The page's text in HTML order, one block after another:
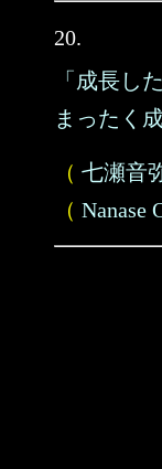
20.
「成長し
まったく
（ 七瀬音
（ Nanase